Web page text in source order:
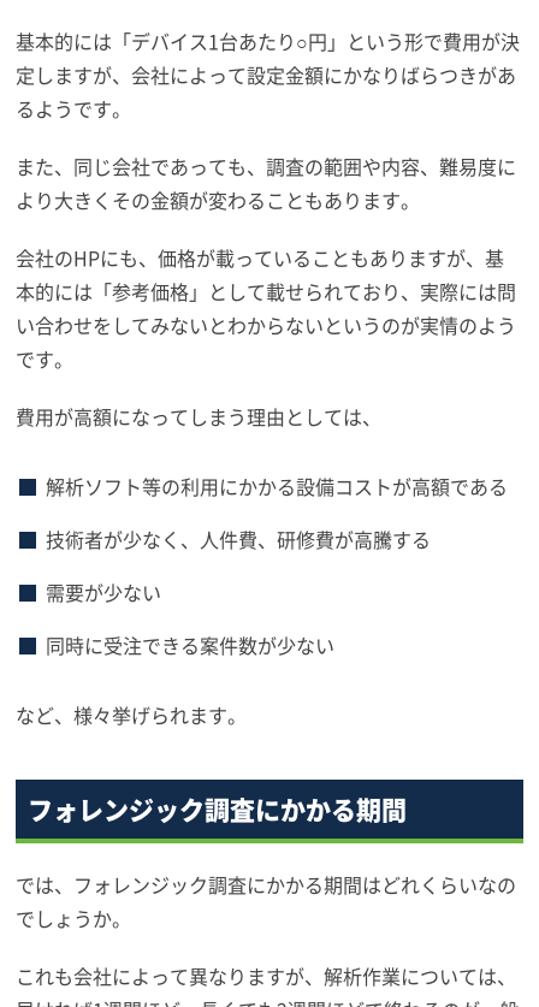
基本的には「デバイス1台あたり○円」という形で費用が決
定しますが、会社によって設定金額にかなりばらつきがあ
るようです。
また、同じ会社であっても、調査の範囲や内容、難易度に
より大きくその金額が変わることもあります。
会社のHPにも、価格が載っていることもありますが、基
本的には「参考価格」として載せられており、実際には問
い合わせをしてみないとわからないというのが実情のよう
です。
費用が高額になってしまう理由としては、
解析ソフト等の利用にかかる設備コストが高額である
技術者が少なく、人件費、研修費が高騰する
需要が少ない
同時に受注できる案件数が少ない
など、様々挙げられます。
フォレンジック調査にかかる期間
では、フォレンジック調査にかかる期間はどれくらいなの
でしょうか。
これも会社によって異なりますが、解析作業については、